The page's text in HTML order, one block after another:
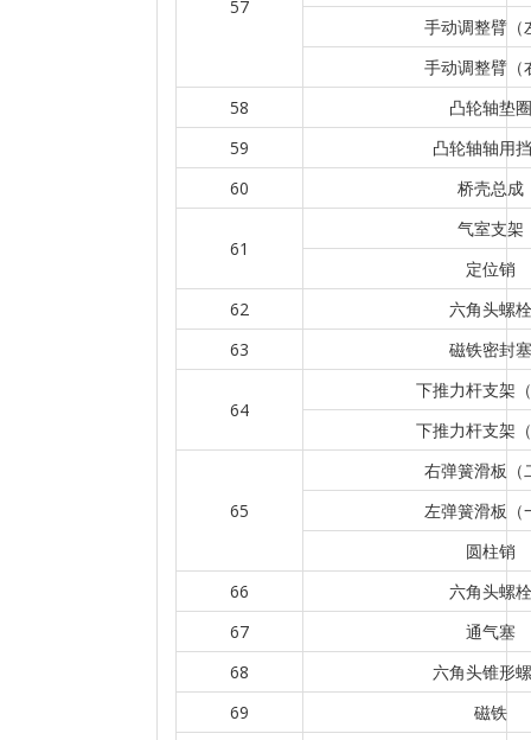
57
手动调整臂（
手动调整臂（
58
凸轮轴垫圈
59
凸轮轴轴用
60
桥壳总成
61
气室支架
定位销
62
六角头螺栓
63
磁铁密封塞
64
下推力杆支架
下推力杆支架
65
右弹簧滑板（
左弹簧滑板（
圆柱销
66
六角头螺栓
67
通气塞
68
六角头锥形
69
磁铁